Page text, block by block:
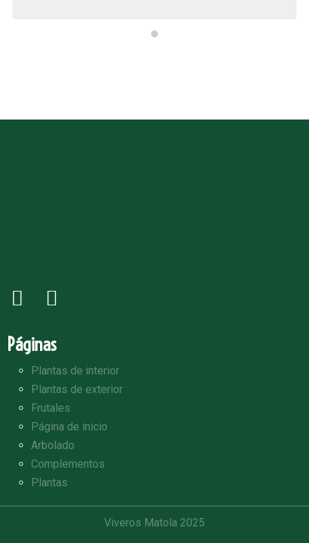
Páginas
Plantas de interior
Plantas de exterior
Frutales
Página de inicio
Arbolado
Complementos
Plantas
Viveros Matola 2025